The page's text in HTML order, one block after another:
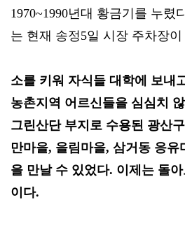
1970~1990년대 황금기를 누렸
는 현재 송정5일 시장 주차장이
소를 키워 자식들 대학에 보내
농촌지역 어르신들을 심심치
그린산단 부지로 수용된 광산
만마을, 을림마을, 삼거동 응유
을 만날 수 있었다. 이제는 돌
이다.